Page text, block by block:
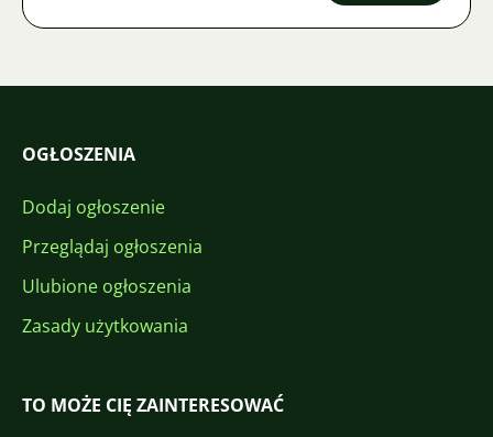
OGŁOSZENIA
Dodaj ogłoszenie
Przeglądaj ogłoszenia
Ulubione ogłoszenia
Zasady użytkowania
TO MOŻE CIĘ ZAINTERESOWAĆ